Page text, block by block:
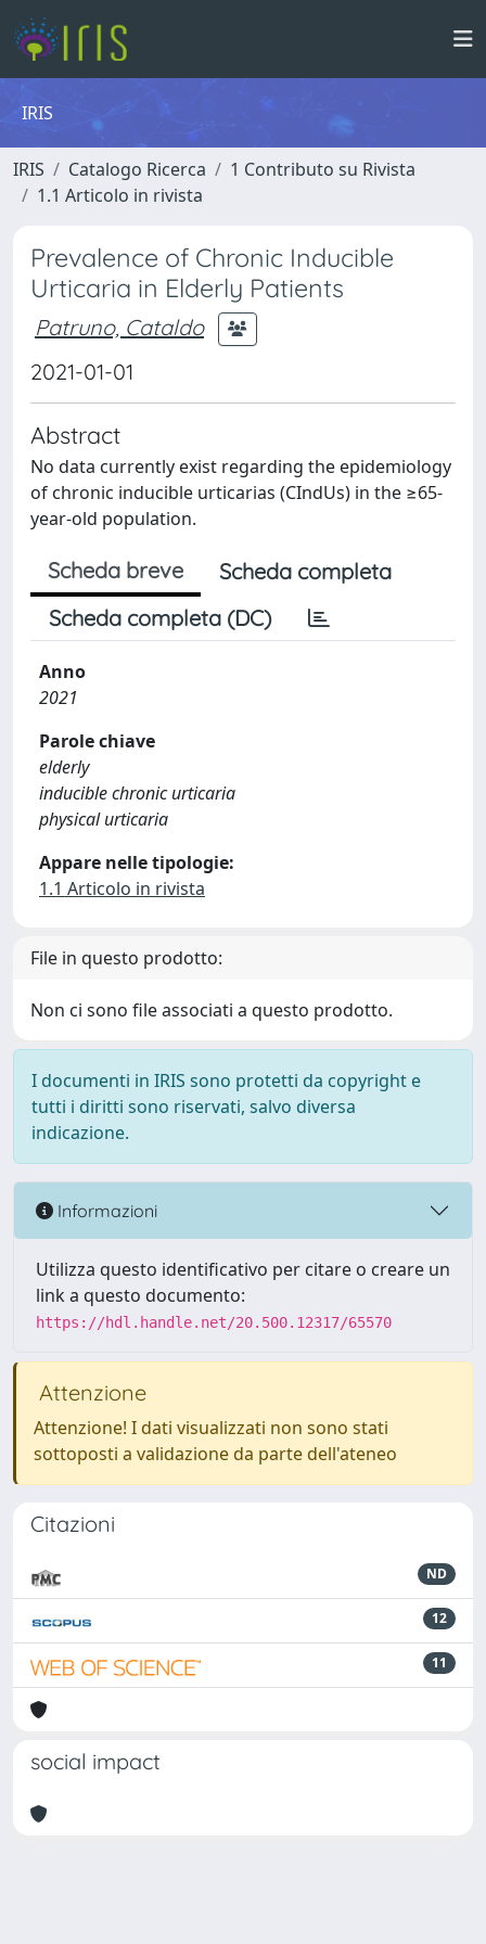
IRIS
IRIS Catalogo Ricerca
1 Contributo su Rivista
1.1 Articolo in rivista
Prevalence of Chronic Inducible
Urticaria in Elderly Patients
Patruno, Cataldo
2021-01-01
Abstract
No data currently exist regarding the epidemiology
of chronic inducible urticarias (CIndUs) in the ≥65-
year-old population.
Scheda breve
Scheda completa
Scheda completa (DC)
Anno
2021
Parole chiave
elderly
inducible chronic urticaria
physical urticaria
Appare nelle tipologie:
1.1 Articolo in rivista
File in questo prodotto:
Non ci sono file associati a questo prodotto.
I documenti in IRIS sono protetti da copyright e
tutti i diritti sono riservati, salvo diversa
indicazione.
Informazioni
Utilizza questo identificativo per citare o creare un
link a questo documento:
https://hdl.handle.net/20.500.12317/65570
Attenzione
Attenzione! I dati visualizzati non sono stati
sottoposti a validazione da parte dell'ateneo
Citazioni
ND
12
11
social impact